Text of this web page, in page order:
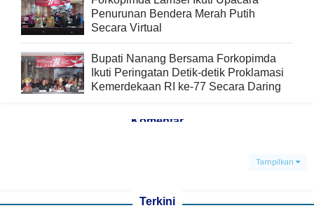
Penurunan Bendera Merah Putih
Secara Virtual
Bupati Nanang Bersama Forkopimda
Ikuti Peringatan Detik-detik Proklamasi
Kemerdekaan RI ke-77 Secara Daring
Komentar
Tampilkan
Terkini